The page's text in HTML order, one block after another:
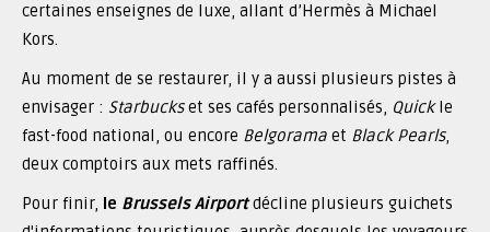
certaines enseignes de luxe, allant d’Hermès à Michael
Kors.
Au moment de se restaurer, il y a aussi plusieurs pistes à
envisager : Starbuckset ses cafés personnalisés, Quickle
fast-food national, ou encore Belgorama et Black Pearls,
deux comptoirs aux mets raffinés.
Pour finir, le Brussels Airportdécline plusieurs guichets